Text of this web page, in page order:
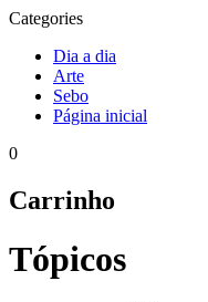
Categories
Dia a dia
Arte
Sebo
Página inicial
0
Carrinho
Tópicos